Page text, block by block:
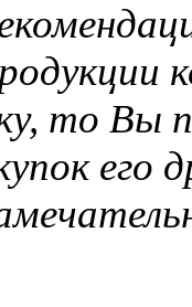
то Вы